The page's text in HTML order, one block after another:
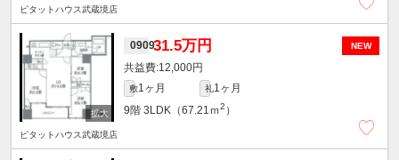
ピタットハウス武蔵境店
NEW
090931.5万円
12,000円
敷1ヶ月 礼1ヶ月
9階 3LDK（67.21ｍ2 ）
ピタットハウス武蔵境店